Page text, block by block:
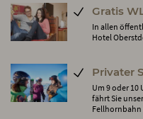
Gratis
In allen
Hotel
Privater
Um 9 oder 10
fährt Sie
Fellhornbahn